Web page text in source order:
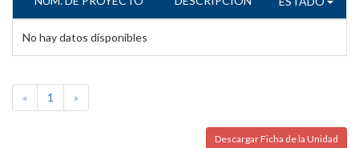
No hay datos disponibles
« 1 »
Descargar Ficha de la Unidad